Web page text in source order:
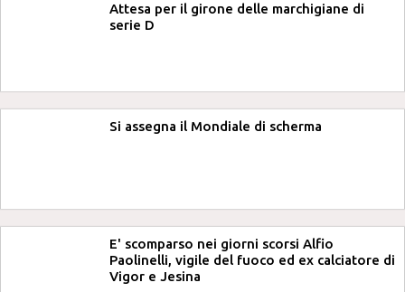
Attesa per il girone delle marchigiane di
serie D
Si assegna il Mondiale di scherma
E' scomparso nei giorni scorsi Alfio
Paolinelli, vigile del fuoco ed ex calciatore di
Vigor e Jesina